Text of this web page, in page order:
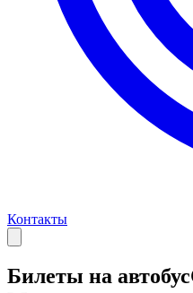
Контакты
Билеты на автобус